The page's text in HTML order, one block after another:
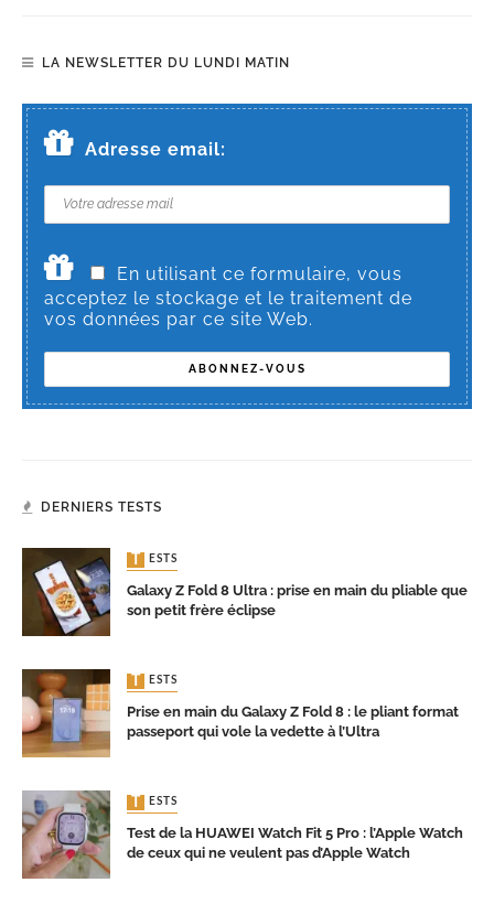
LA NEWSLETTER DU LUNDI MATIN
Adresse email:
En utilisant ce formulaire, vous
acceptez le stockage et le traitement de
vos données par ce site Web.
DERNIERS TESTS
TESTS
Galaxy Z Fold 8 Ultra : prise en main du pliable que
son petit frère éclipse
TESTS
Prise en main du Galaxy Z Fold 8 : le pliant format
passeport qui vole la vedette à l’Ultra
TESTS
Test de la HUAWEI Watch Fit 5 Pro : l’Apple Watch
de ceux qui ne veulent pas d’Apple Watch